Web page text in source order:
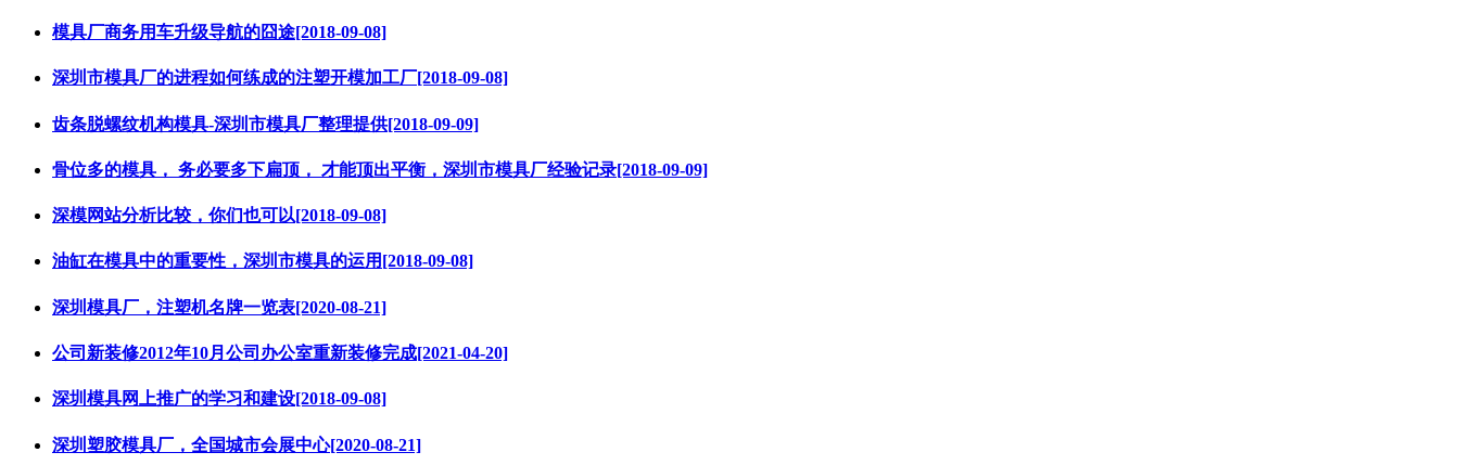
模具厂商务用车升级导航的囧途[2018-09-08]
深圳市模具厂的进程如何练成的注塑开模加工厂[2018-09-08]
齿条脱螺纹机构模具-深圳市模具厂整理提供[2018-09-09]
骨位多的模具， 务必要多下扁顶， 才能顶出平衡，深圳市模具厂经验记录[2018-09-09]
深模网站分析比较，你们也可以[2018-09-08]
油缸在模具中的重要性，深圳市模具的运用[2018-09-08]
深圳模具厂，注塑机名牌一览表[2020-08-21]
公司新装修2012年10月公司办公室重新装修完成[2021-04-20]
深圳模具网上推广的学习和建设[2018-09-08]
深圳塑胶模具厂，全国城市会展中心[2020-08-21]